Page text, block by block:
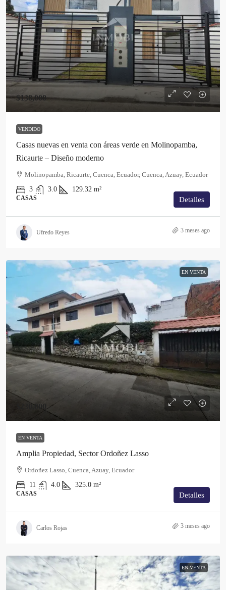
$138,000
VENDIDO
Casas nuevas en venta con áreas verde en Molinopamba,
Ricaurte – Diseño moderno
Molinopamba, Ricaurte, Cuenca, Ecuador, Cuenca, Azuay, Ecuador
3
3.0 129.32 m²
CASAS Detalles
Ufredo Reyes 3 meses ago
EN VENTA
$230,000
EN VENTA
Amplia Propiedad, Sector Ordoñez Lasso
Ordoñez Lasso, Cuenca, Azuay, Ecuador
11
4.0 325.0 m²
CASAS Detalles
Carlos Rojas 3 meses ago
EN VENTA